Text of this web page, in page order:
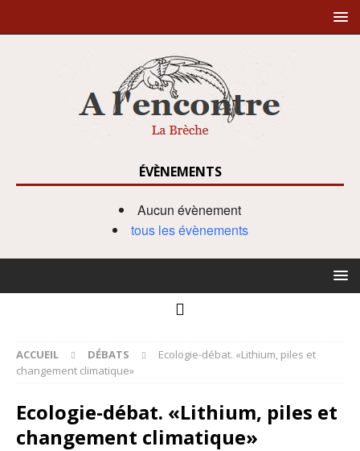
ÉVÈNEMENTS
Aucun évènement
tous les évènements
ACCUEIL DÉBATS
Ecologie-débat. «Lithium, piles et
changement climatique»
Ecologie-débat. «Lithium, piles et
changement climatique»